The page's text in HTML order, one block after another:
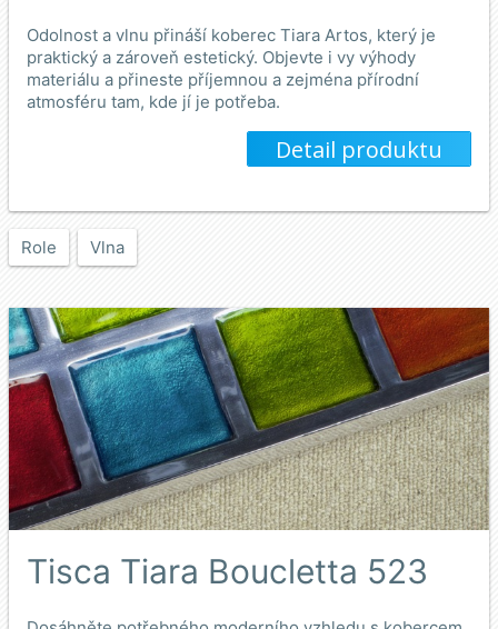
Odolnost a vlnu přináší koberec Tiara Artos, který je
praktický a zároveň estetický. Objevte i vy výhody
materiálu a přineste příjemnou a zejména přírodní
atmosféru tam, kde jí je potřeba.
Detail produktu
Role Vlna
Tisca Tiara Boucletta 523